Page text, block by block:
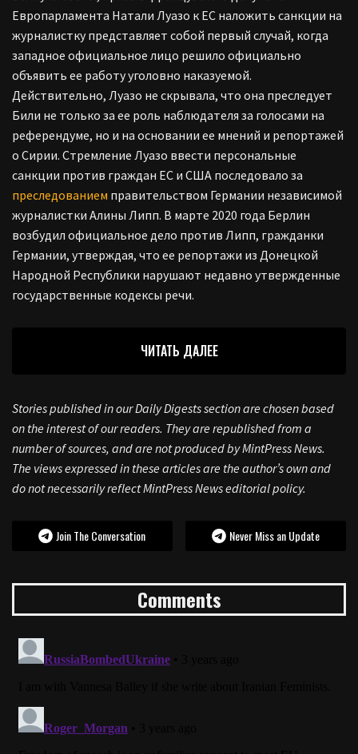
Европарламента Натали Луазо к ЕС наложить санкции на
журналистку представляет собой первый случай, когда
западное официальное лицо решило официально
объявить ее работу уголовно наказуемой.
Действительно, Луазо не скрывала, что она преследует
Били не только за ее роль наблюдателя за голосами на
референдуме, но и на основании ее мнений и репортажей
о Сирии. Стремление Луазо ввести персональные
санкции против граждан ЕС и США последовало за
преследованием правительством Германии независимой
журналистки Алины Липп. В марте 2020 года Берлин
возбудил официальное дело против Липп, гражданки
Германии, утверждая, что ее репортажи из Донецкой
Народной Республики нарушают недавно утвержденные
государственные кодексы речи.
ЧИТАТЬ ДАЛЕЕ
Stories published in our Daily Digests section are chosen based
on the interest of our readers. They are republished from a
number of sources, and are not produced by MintPress News.
The views expressed in these articles are the author’s own and
do not necessarily reflect MintPress News editorial policy.
Join The Conversation Never Miss an Update
Comments